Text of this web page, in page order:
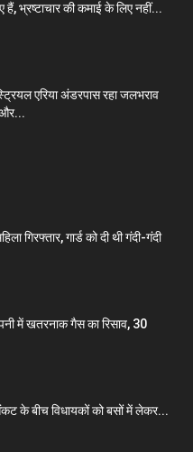
भ्रष्टाचार की कमाई के लिए नहीं...
एरिया अंडरपास रहा जलभराव
और...
गिरफ्तार, गार्ड को दी थी गंदी-गंदी
में खतरनाक गैस का रिसाव, 30
के बीच विधायकों को बसों में लेकर...